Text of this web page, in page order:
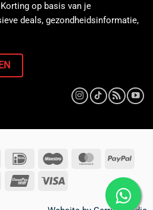
op basis van je
deals, gezondheidsinformatie,